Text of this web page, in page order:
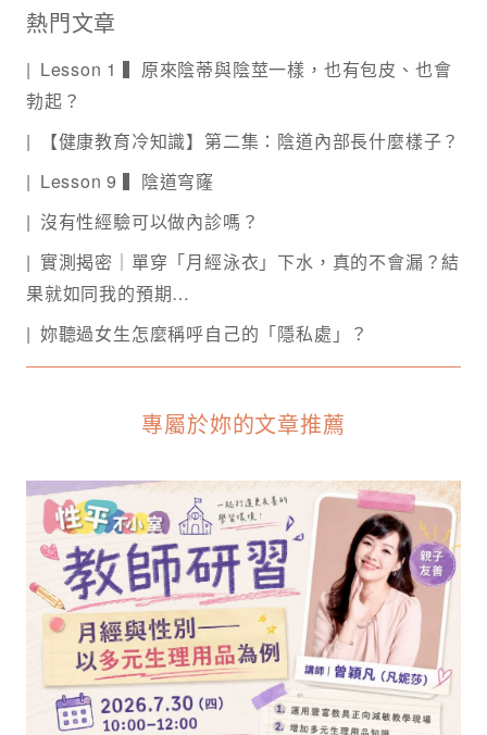
熱門文章
Lesson 1 ▍原來陰蒂與陰莖一樣，也有包皮、也會
勃起？
【健康教育冷知識】第二集：陰道內部長什麼樣子？
Lesson 9 ▍陰道穹窿
沒有性經驗可以做內診嗎？
實測揭密｜單穿「月經泳衣」下水，真的不會漏？結
果就如同我的預期…
妳聽過女生怎麼稱呼自己的「隱私處」？
專屬於妳的文章推薦